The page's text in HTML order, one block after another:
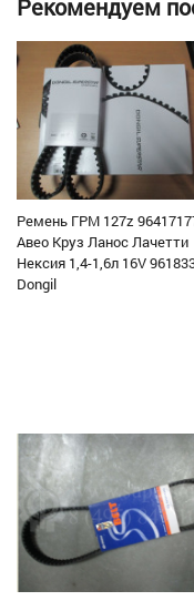
Рекомендуем
Ремень ГРМ 127z
Авео Круз Ланос Лачетти
Нексия 1,4-1,6л 16V
Dongil